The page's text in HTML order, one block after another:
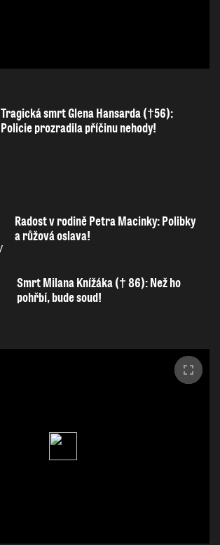
Tragická smrt Glena Hansarda (†56):
Policie prozradila příčinu nehody!
Radost v rodině Petra Macinky: Polibky
a růžová oslava!
Smrt Milana Knížáka († 86): Než ho
pohřbí, bude soud!